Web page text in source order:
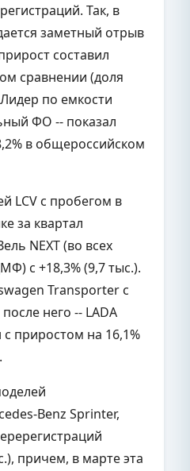
Так, в
заметный отрыв
составил
сравнении (доля
по емкости
ФО -- показал
в общероссийском
LCV с пробегом в
за квартал
NEXT (во всех
с +18,3% (9,7 тыс.).
Transporter с
него -- LADA
с приростом на 16,1%
Benz Sprinter,
причем, в марте эта